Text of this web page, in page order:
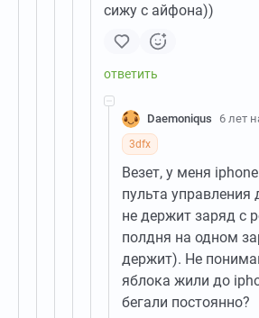
сижу с айфона))
Daemoniqus 6 лет
3dfx
Везет, у меня
пульта
не держит заряд с
полдня на одном
держит). Не
яблока жили до
бегали постоянно?